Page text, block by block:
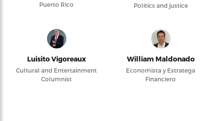
Puerto Rico
Politics and justice
Luisito Vigoreaux
Cultural and Entertainment
Columnist
William Maldonado
Economista y Estratega
Financiero